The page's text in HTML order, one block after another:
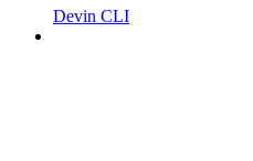
Devin CLI